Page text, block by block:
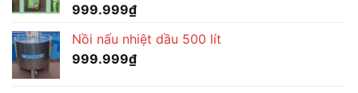
999.999₫
Nồi nấu nhiệt dầu 500 lít
999.999₫